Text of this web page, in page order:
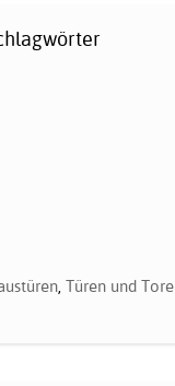
, Türen und Tore